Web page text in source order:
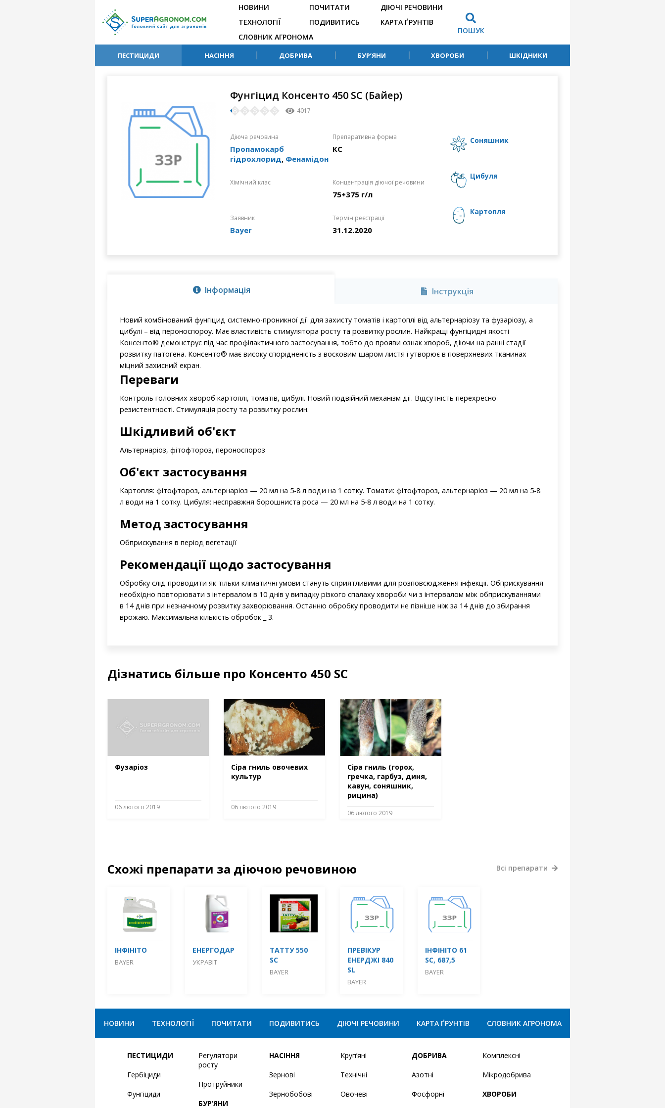
НОВИНИ
ТЕХНОЛОГІЇ
ПОЧИТАТИ
ПОДИВИТИСЬ
ДІЮЧІ РЕЧОВИНИ
КАРТА ҐРУНТІВ
СЛОВНИК АГРОНОМА
ПОШУК
ПЕСТИЦИДИ НАСІННЯ ДОБРИВА БУР’ЯНИ ХВОРОБИ ШКІДНИКИ
Фунгіцид Консенто 450 SC (Байер)
4017
Діюча речовина
Пропамокарб
гідрохлорид, Фенамідон
Препаративна форма
КС
Хімічний клас Концентрація діючої речовини
75+375 г/л
Заявник
Bayer
Термін реєстрації
31.12.2020
соняшник
цибуля
картопля
Інформація Інструкція
Новий комбінований фунгіцид системно-проникної дії для захисту томатів і картоплі від альтернаріозу та фузаріозу, а
цибулі – від пероноспороу. Має властивість стимулятора росту та розвитку рослин. Найкращі фунгіцидні якості
Консенто® демонструє під час профілактичного застосування, тобто до прояви ознак хвороб, діючи на ранні стадії
розвитку патогена. Консенто® має високу спорідненість з восковим шаром листя і утворює в поверхневих тканинах
міцний захисний екран.
Переваги
Контроль головних хвороб картоплі, томатів, цибулі. Новий подвійний механізм дії. Відсутність перехресної
резистентності. Стимуляція росту та розвитку рослин.
Шкідливий об'єкт
Альтернаріоз, фітофтороз, пероноспороз
Об'єкт застосування
Картопля: фітофтороз, альтернаріоз — 20 мл на 5-8 л води на 1 сотку. Томати: фітофтороз, альтернаріоз — 20 мл на 5-8
л води на 1 сотку. Цибуля: несправжня борошниста роса — 20 мл на 5-8 л води на 1 сотку.
Метод застосування
Обприскування в період вегетації
Рекомендації щодо застосування
Обробку слід проводити як тільки кліматичні умови стануть сприятливими для розповсюдження інфекції. Обприскування
необхідно повторювати з інтервалом в 10 днів у випадку різкого спалаху хвороби чи з інтервалом між обприскуваннями
в 14 днів при незначному розвитку захворювання. Останню обробку проводити не пізніше ніж за 14 днів до збирання
врожаю. Максимальна кількість обробок _ 3.
Дізнатись більше про Консенто 450 SC
Фузаріоз
06 лютого 2019
Сіра гниль овочевих
культур
06 лютого 2019
Сіра гниль (горох,
гречка, гарбуз, диня,
кавун, соняшник,
рицина)
06 лютого 2019
Схожі препарати за діючою речовиною
ІНФІНІТО
BAYER
ЕНЕРГОДАР
УКРАВІТ
ТАТТУ 550
SC
BAYER
ПРЕВІКУР
ЕНЕРДЖІ 840
SL
BAYER
ІНФІНІТО 61
SC, 687,5
BAYER
Всі препарати
НОВИНИ ТЕХНОЛОГІЇ ПОЧИТАТИ ПОДИВИТИСЬ ДІЮЧІ РЕЧОВИНИ КАРТА ҐРУНТІВ СЛОВНИК АГРОНОМА
ПЕСТИЦИДИ
Гербіциди
Фунгіциди
Регулятори
росту
Протруйники
БУР’ЯНИ
НАСІННЯ
Зернові
Зернобобові
Круп’яні
Технічні
Овочеві
ДОБРИВА
Азотні
Фосфорні
Комплексні
Мікродобрива
ХВОРОБИ